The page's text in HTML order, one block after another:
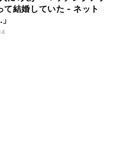
て結婚していた - ネット